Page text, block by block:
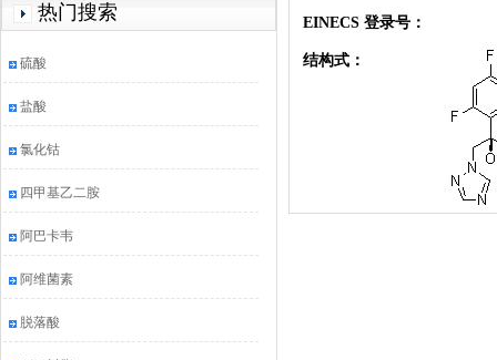
热门搜索
硫酸
盐酸
氯化钴
四甲基乙二胺
阿巴卡韦
阿维菌素
脱落酸
EINECS 登录号：
结构式：